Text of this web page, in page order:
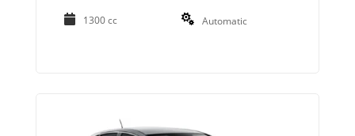
1300 cc Automatic